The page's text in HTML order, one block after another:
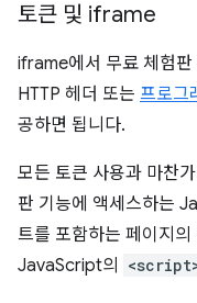
토큰 및 iframe
iframe에서 무료 체험판
HTTP 헤더 또는 프로그
공하면 됩니다.
모든 토큰 사용과 마찬
판 기능에 액세스하는
트를 포함하는 페이지
JavaScript의